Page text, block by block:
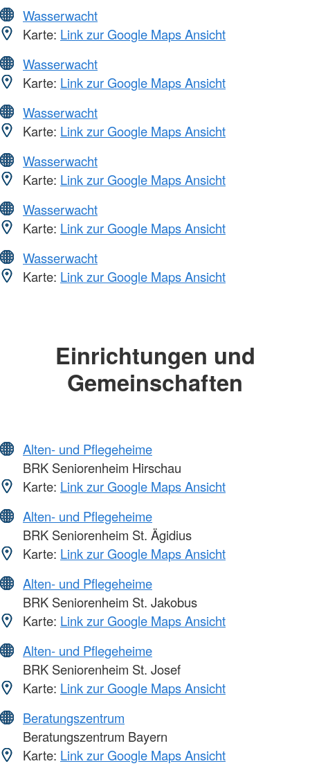
Wasserwacht
Karte: Link zur Google Maps Ansicht
Wasserwacht
Karte: Link zur Google Maps Ansicht
Wasserwacht
Karte: Link zur Google Maps Ansicht
Wasserwacht
Karte: Link zur Google Maps Ansicht
Wasserwacht
Karte: Link zur Google Maps Ansicht
Wasserwacht
Karte: Link zur Google Maps Ansicht
Einrichtungen und
Gemeinschaften
Alten- und Pflegeheime
BRK Seniorenheim Hirschau
Karte: Link zur Google Maps Ansicht
Alten- und Pflegeheime
BRK Seniorenheim St. Ägidius
Karte: Link zur Google Maps Ansicht
Alten- und Pflegeheime
BRK Seniorenheim St. Jakobus
Karte: Link zur Google Maps Ansicht
Alten- und Pflegeheime
BRK Seniorenheim St. Josef
Karte: Link zur Google Maps Ansicht
Beratungszentrum
Beratungszentrum Bayern
Karte: Link zur Google Maps Ansicht